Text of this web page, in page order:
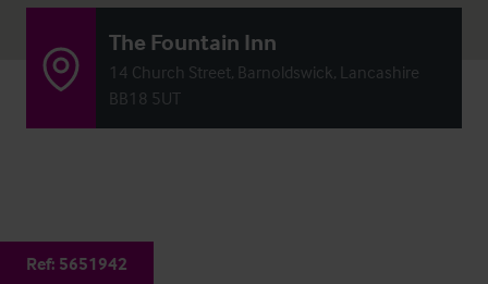
The Fountain Inn
14 Church Street, Barnoldswick, Lancashire
BB18 5UT
Ref: 5651942